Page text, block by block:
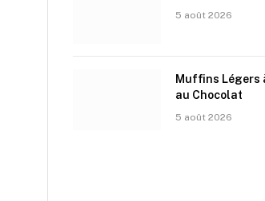
5 août 2026
Muffins Légers
au Chocolat
5 août 2026